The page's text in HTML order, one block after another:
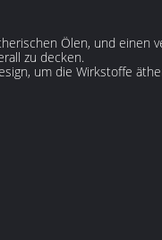
Ölen, und einen
zu decken.
um die Wirkstoffe